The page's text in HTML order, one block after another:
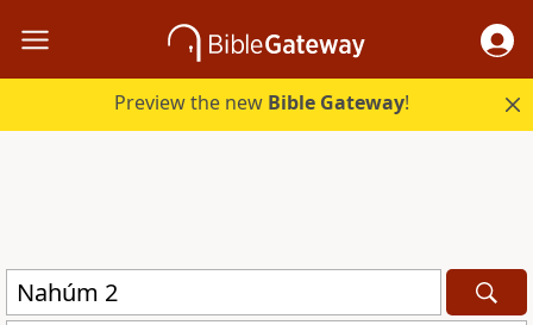
Preview the new Bible Gateway!